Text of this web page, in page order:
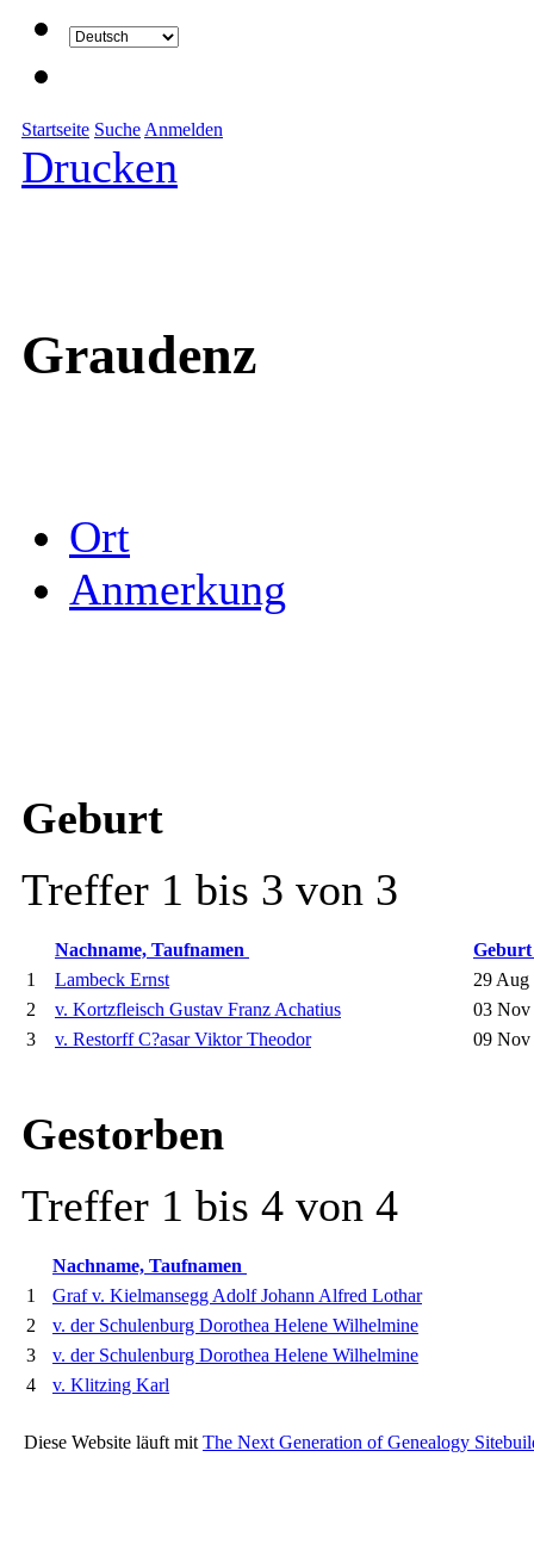
Startseite Suche Anmelden
Drucken
Graudenz
Ort
Anmerkung
Geburt
Treffer 1 bis 3 von 3
Nachname, Taufnamen
1
Lambeck Ernst
29 Aug
2
v. Kortzfleisch Gustav Franz Achatius
03 Nov
3
v. Restorff C?asar Viktor Theodor 09 Nov
Gestorben
Treffer 1 bis 4 von 4
Nachname, Taufnamen
1
Graf v. Kielmansegg Adolf Johann Alfred Lothar
2
v. der Schulenburg Dorothea Helene Wilhelmine
3
v. der Schulenburg Dorothea Helene Wilhelmine
4
v. Klitzing Karl
Diese Website läuft mit The Next Generation of Genealogy